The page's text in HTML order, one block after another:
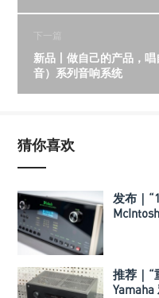
下一篇
新品丨做自己的产品，
音）系列音响系统
猜你喜欢
发布｜
推荐｜“
Yamaha